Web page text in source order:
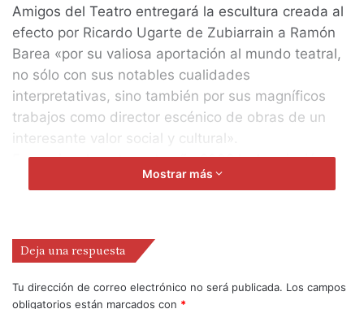
Amigos del Teatro entregará la escultura creada al
efecto por Ricardo Ugarte de Zubiarrain a Ramón
Barea «por su valiosa aportación al mundo teatral,
no sólo con sus notables cualidades
interpretativas, sino también por sus magníficos
trabajos como director escénico de obras de un
interesante valor social y cultural».
Excepcionalmente, este año 2002 la Asociación
«Txema Zubia» va a romper su tradición de
las Bodas de Plata de las Jornadas de Teatro de
Eibar «como reconocimiento a su magnífica
trayectoria». En consecuencia, el traspaso de la
Mostrar más
Deja una respuesta
Tu dirección de correo electrónico no será publicada. Los campos
obligatorios están marcados con *